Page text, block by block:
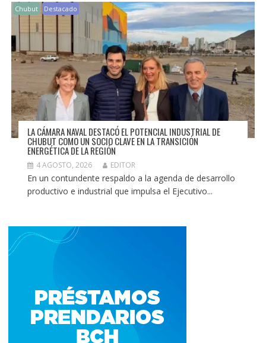
Chubut Destacado
LA CÁMARA NAVAL DESTACÓ EL POTENCIAL INDUSTRIAL DE
CHUBUT COMO UN SOCIO CLAVE EN LA TRANSICIÓN
ENERGÉTICA DE LA REGIÓN
4 AGOSTO, 2026 EDITOR
En un contundente respaldo a la agenda de desarrollo
productivo e industrial que impulsa el Ejecutivo...